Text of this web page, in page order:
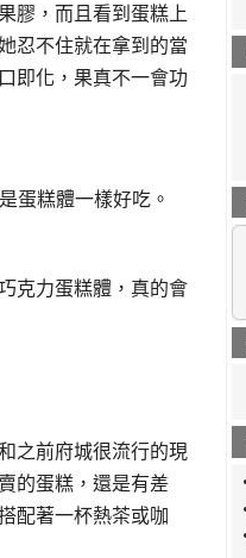
膠，而且看到蛋糕上
忍不住就在拿到的當
即化，果真不一會功
蛋糕體一樣好吃。
克力蛋糕體，真的會
之前府城很流行的現
的蛋糕，還是有差
配著一杯熱茶或咖